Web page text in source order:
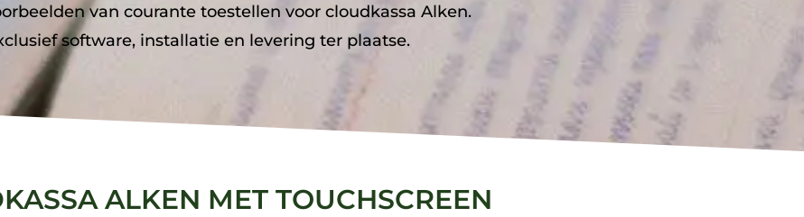
van courante toestellen voor cloudkassa Alken.
software, installatie en levering ter plaatse.
ALKEN MET TOUCHSCREEN